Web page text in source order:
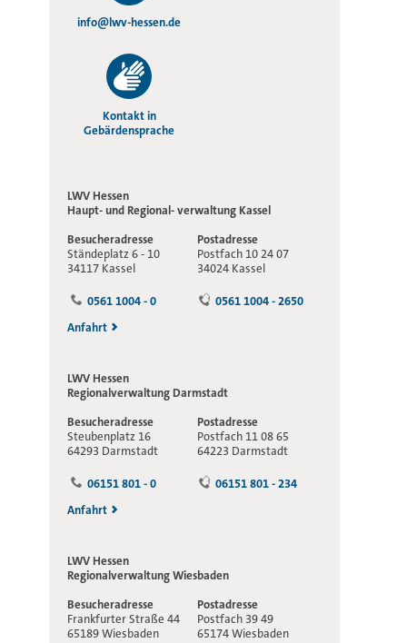
info@lwv-hessen.de
Kontakt in
Gebärdensprache
LWV Hessen
Haupt- und Regional-verwaltung Kassel
Besucheradresse
Ständeplatz 6 - 10
34117 Kassel
Postadresse
Postfach 10 24 07
34024 Kassel
0561 1004 - 0
0561 1004 - 2650
Anfahrt
LWV Hessen
Regionalverwaltung Darmstadt
Besucheradresse
Steubenplatz 16
64293 Darmstadt
Postadresse
Postfach 11 08 65
64223 Darmstadt
06151 801 - 0
06151 801 - 234
Anfahrt
LWV Hessen
RegionalverwaltungWiesbaden
Besucheradresse
Frankfurter Straße 44
65189 Wiesbaden
Postadresse
Postfach 39 49
65174 Wiesbaden